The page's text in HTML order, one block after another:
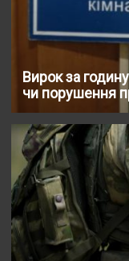
Вирок за
чи порушення